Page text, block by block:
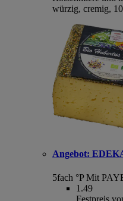
würzig, cremig,
Angebot:
5fach °P Mit
1.49
Festpreis